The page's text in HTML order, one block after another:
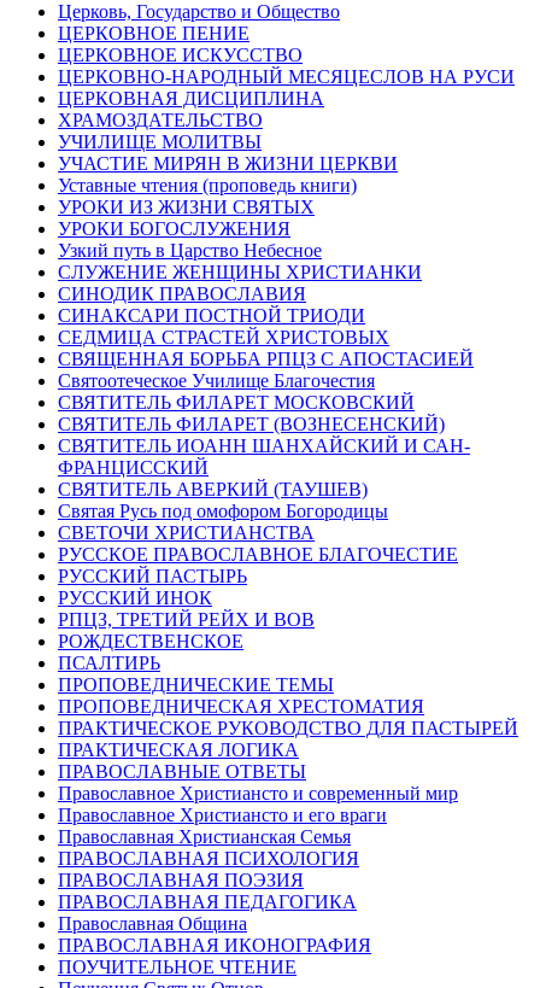
Церковь, Государство и Общество
ЦЕРКОВНОЕ ПЕНИЕ
ЦЕРКОВНОЕ ИСКУССТВО
ЦЕРКОВНО-НАРОДНЫЙ МЕСЯЦЕСЛОВ НА РУСИ
ЦЕРКОВНАЯ ДИСЦИПЛИНА
ХРАМОЗДАТЕЛЬСТВО
УЧИЛИЩЕ МОЛИТВЫ
УЧАСТИЕ МИРЯН В ЖИЗНИ ЦЕРКВИ
Уставные чтения (проповедь книги)
УРОКИ ИЗ ЖИЗНИ СВЯТЫХ
УРОКИ БОГОСЛУЖЕНИЯ
Узкий путь в Царство Небесное
СЛУЖЕНИЕ ЖЕНЩИНЫ ХРИСТИАНКИ
СИНОДИК ПРАВОСЛАВИЯ
СИНАКСАРИ ПОСТНОЙ ТРИОДИ
СЕДМИЦА СТРАСТЕЙ ХРИСТОВЫХ
СВЯЩЕННАЯ БОРЬБА РПЦЗ С АПОСТАСИЕЙ
Святоотеческое Училище Благочестия
СВЯТИТЕЛЬ ФИЛАРЕТ МОСКОВСКИЙ
СВЯТИТЕЛЬ ФИЛАРЕТ (ВОЗНЕСЕНСКИЙ)
СВЯТИТЕЛЬ ИОАНН ШАНХАЙСКИЙ И САН-
ФРАНЦИССКИЙ
СВЯТИТЕЛЬ АВЕРКИЙ (ТАУШЕВ)
Святая Русь под омофором Богородицы
СВЕТОЧИ ХРИСТИАНСТВА
РУССКОЕ ПРАВОСЛАВНОЕ БЛАГОЧЕСТИЕ
РУССКИЙ ПАСТЫРЬ
РУССКИЙ ИНОК
РПЦЗ, ТРЕТИЙ РЕЙХ И ВОВ
РОЖДЕСТВЕНСКОЕ
ПСАЛТИРЬ
ПРОПОВЕДНИЧЕСКИЕ ТЕМЫ
ПРОПОВЕДНИЧЕСКАЯ ХРЕСТОМАТИЯ
ПРАКТИЧЕСКОЕ РУКОВОДСТВО ДЛЯ ПАСТЫРЕЙ
ПРАКТИЧЕСКАЯ ЛОГИКА
ПРАВОСЛАВНЫЕ ОТВЕТЫ
Православное Христиансто и современный мир
Православное Христиансто и его враги
Православная Христианская Семья
ПРАВОСЛАВНАЯ ПСИХОЛОГИЯ
ПРАВОСЛАВНАЯ ПОЭЗИЯ
ПРАВОСЛАВНАЯ ПЕДАГОГИКА
Православная Община
ПРАВОСЛАВНАЯ ИКОНОГРАФИЯ
ПОУЧИТЕЛЬНОЕ ЧТЕНИЕ